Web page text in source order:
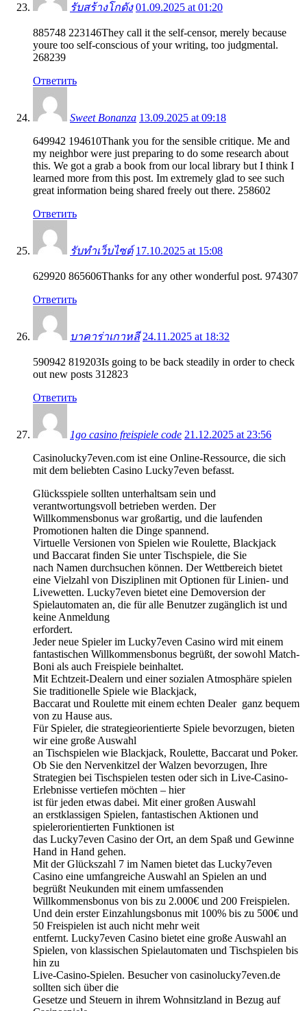
รับสร้างโกดัง 01.09.2025 at 01:20
885748 223146They call it the self-censor, merely because
youre too self-conscious of your writing, too judgmental.
268239
Ответить
Sweet Bonanza 13.09.2025 at 09:18
649942 194610Thank you for the sensible critique. Me and
my neighbor were just preparing to do some research about
this. We got a grab a book from our local library but I think I
learned more from this post. Im extremely glad to see such
great information being shared freely out there. 258602
Ответить
รับทำเว็บไซต์ 17.10.2025 at 15:08
629920 865606Thanks for any other wonderful post. 974307
Ответить
บาคาร่าเกาหลี 24.11.2025 at 18:32
590942 819203Is going to be back steadily in order to check
out new posts 312823
Ответить
1go casino freispiele code 21.12.2025 at 23:56
Casinolucky7even.com ist eine Online-Ressource, die sich
mit dem beliebten Casino Lucky7even befasst.
Glücksspiele sollten unterhaltsam sein und
verantwortungsvoll betrieben werden. Der
Willkommensbonus war großartig, und die laufenden
Promotionen halten die Dinge spannend.
Virtuelle Versionen von Spielen wie Roulette, Blackjack
und Baccarat finden Sie unter Tischspiele, die Sie
nach Namen durchsuchen können. Der Wettbereich bietet
eine Vielzahl von Disziplinen mit Optionen für Linien- und
Livewetten. Lucky7even bietet eine Demoversion der
Spielautomaten an, die für alle Benutzer zugänglich ist und
keine Anmeldung
erfordert.
Jeder neue Spieler im Lucky7even Casino wird mit einem
fantastischen Willkommensbonus begrüßt, der sowohl Match-
Boni als auch Freispiele beinhaltet.
Mit Echtzeit-Dealern und einer sozialen Atmosphäre spielen
Sie traditionelle Spiele wie Blackjack,
Baccarat und Roulette mit einem echten Dealer ganz bequem
von zu Hause aus.
Für Spieler, die strategieorientierte Spiele bevorzugen, bieten
wir eine große Auswahl
an Tischspielen wie Blackjack, Roulette, Baccarat und Poker.
Ob Sie den Nervenkitzel der Walzen bevorzugen, Ihre
Strategien bei Tischspielen testen oder sich in Live-Casino-
Erlebnisse vertiefen möchten – hier
ist für jeden etwas dabei. Mit einer großen Auswahl
an erstklassigen Spielen, fantastischen Aktionen und
spielerorientierten Funktionen ist
das Lucky7even Casino der Ort, an dem Spaß und Gewinne
Hand in Hand gehen.
Mit der Glückszahl 7 im Namen bietet das Lucky7even
Casino eine umfangreiche Auswahl an Spielen an und
begrüßt Neukunden mit einem umfassenden
Willkommensbonus von bis zu 2.000€ und 200 Freispielen.
Und dein erster Einzahlungsbonus mit 100% bis zu 500€ und
50 Freispielen ist auch nicht mehr weit
entfernt. Lucky7even Casino bietet eine große Auswahl an
Spielen, von klassischen Spielautomaten und Tischspielen bis
hin zu
Live-Casino-Spielen. Besucher von casinolucky7even.de
sollten sich über die
Gesetze und Steuern in ihrem Wohnsitzland in Bezug auf